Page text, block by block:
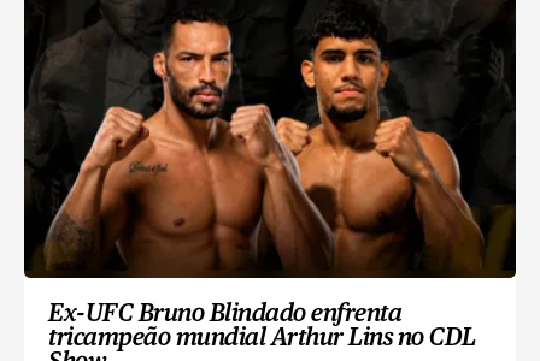
Ex-UFC Bruno Blindado enfrenta
tricampeão mundial Arthur Lins no CDL